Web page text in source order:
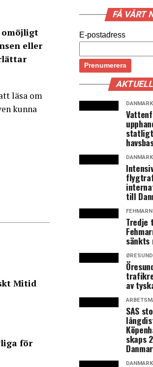
omöjligt
eller
läsa om
kunna
Mitid
för
FÅ VÅRT
E-postadress
DANMARK
DANMARK
till
FEHMARN
Tredje
sänkts
ØRESUND
av
SAS
skaps
DANMARK